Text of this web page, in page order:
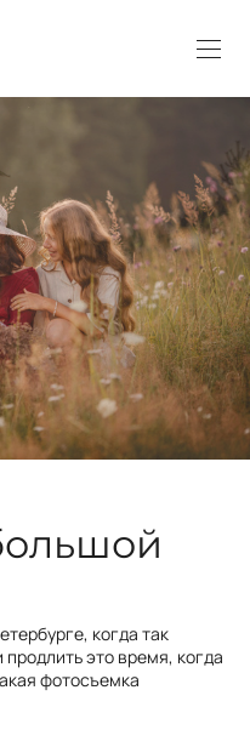
когда так
продлить это время, когда
фотосъемка